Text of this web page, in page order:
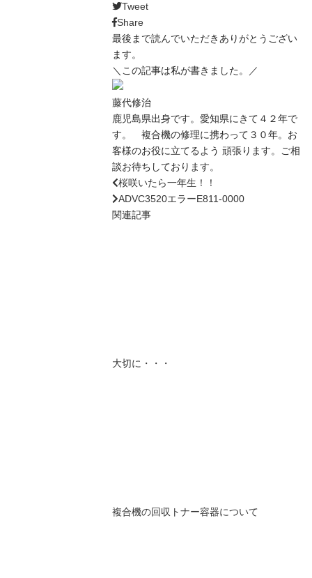
Tweet
Share
最後まで読んでいただきありがとうござい
ます。
＼この記事は私が書きました。／
藤代修治
鹿児島県出身です。愛知県にきて４２年で
す。 複合機の修理に携わって３０年。お
客様のお役に立てるよう 頑張ります。ご相
談お待ちしております。
桜咲いたら一年生！！
ADVC3520エラーE811-0000
関連記事
大切に・・・
複合機の回収トナー容器について